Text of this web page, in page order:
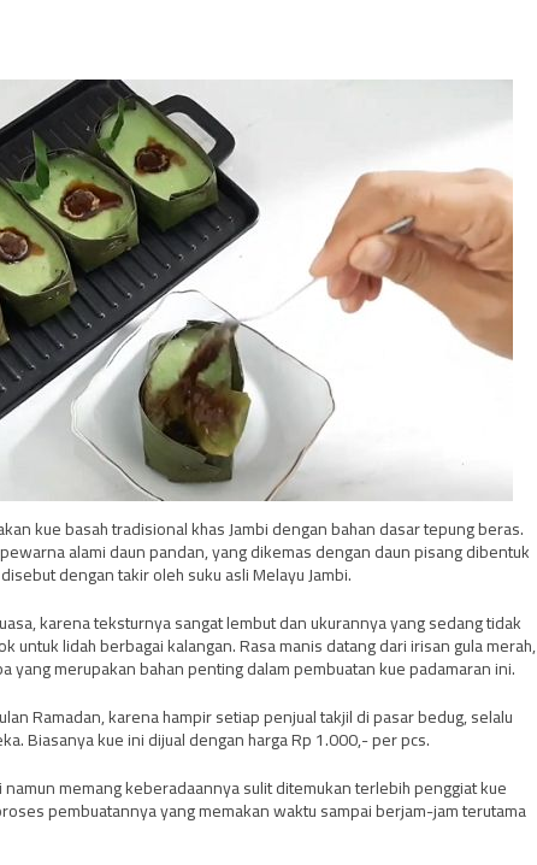
kue basah tradisional khas Jambi dengan bahan dasar tepung beras.
alami daun pandan, yang dikemas dengan daun pisang dibentuk
dengan takir oleh suku asli Melayu Jambi.
karena teksturnya sangat lembut dan ukurannya yang sedang tidak
untuk lidah berbagai kalangan. Rasa manis datang dari irisan gula merah,
yang merupakan bahan penting dalam pembuatan kue padamaran ini.
Ramadan, karena hampir setiap penjual takjil di pasar bedug, selalu
Biasanya kue ini dijual dengan harga Rp 1.000,- per pcs.
memang keberadaannya sulit ditemukan terlebih penggiat kue
pembuatannya yang memakan waktu sampai berjam-jam terutama